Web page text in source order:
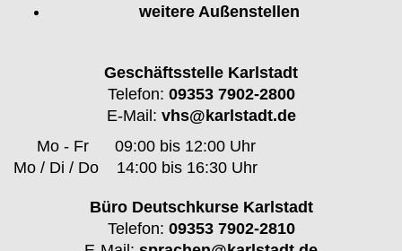
weitere Außenstellen
Geschäftsstelle Karlstadt
Telefon: 09353 7902-2800
E-Mail: vhs@karlstadt.de
Mo - Fr
09:00 bis 12:00 Uhr
Mo / Di / Do
14:00 bis 16:30 Uhr
Büro Deutschkurse Karlstadt
Telefon: 09353 7902-2810